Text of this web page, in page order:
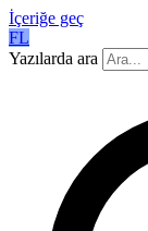
İçeriğe geç
FL
Yazılarda ara